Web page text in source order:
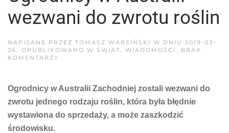
wezwani do zwrotu roślin
NAPISANE PRZEZ TOMASZ WARSIŃSKI W DNIU 2019-03-
26
. OPUBLIKOWANO W ŚWIAT WIADOMOŚCI
BRAK
KOMENTARZY
WEZWANI
ZWROTU
ROŚLIN
Ogrodnicy w Australii Zachodniej zostali wezwani do
zwrotu jednego rodzaju roślin, która była błędnie
wystawiona do sprzedaży, a może zaszkodzić
środowisku.